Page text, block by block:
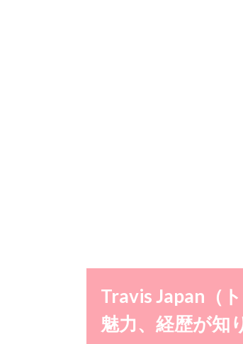
Travis Japan（
魅力、経歴が知